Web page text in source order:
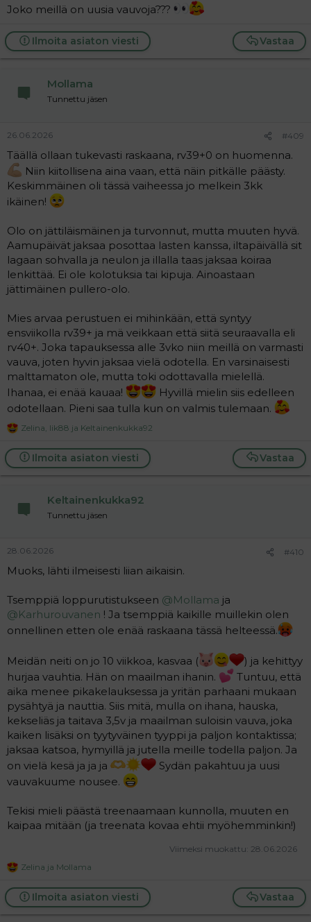
Joko meillä on uusia vauvoja???
Vastaa
Ilmoita asiaton viesti
Mollama
Tunnettu jäsen
26.06.2026 #409
Täällä ollaan tukevasti raskaana, rv39+0 on huomenna.
Niin kiitollisena aina vaan, että näin pitkälle päästy.
Keskimmäinen oli tässä vaiheessa jo melkein 3kk
ikäinen!
Olo on jättiläismäinen ja turvonnut, mutta muuten hyvä.
Aamupäivät jaksaa posottaa lasten kanssa, iltapäivällä sit
lagaan sohvalla ja neulon ja illalla taas jaksaa koiraa
lenkittää. Ei ole kolotuksia tai kipuja. Ainoastaan
jättimäinen pullero-olo.
Mies arvaa perustuen ei mihinkään, että syntyy
ensviikolla rv39+ ja mä veikkaan että siitä seuraavalla eli
rv40+. Joka tapauksessa alle 3vko niin meillä on varmasti
vauva, joten hyvin jaksaa vielä odotella. En varsinaisesti
malttamaton ole, mutta toki odottavalla mielellä.
Ihanaa, ei enää kauaa!
Hyvillä mielin siis edelleen
odotellaan. Pieni saa tulla kun on valmis tulemaan.
R
a
c
t
Zelina Iik88 ja Keltainenkukka92
Vastaa
Ilmoita asiaton viesti
Keltainenkukka92
Tunnettu jäsen
28.06.2026 #410
Muoks, lähti ilmeisesti liian aikaisin.
Tsemppiä loppurutistukseen @Mollama ja
@Karhurouvanen ! Ja tsemppiä kaikille muillekin olen
onnellinen etten ole enää raskaana tässä helteessä.
Meidän neiti on jo 10 viikkoa, kasvaa (
) ja kehittyy
hurjaa vauhtia. Hän on maailman ihanin.
Tuntuu, että
aika menee pikakelauksessa ja yritän parhaani mukaan
pysähtyä ja nauttia. Siis mitä, mulla on ihana, hauska,
kekseliäs ja taitava 3,5v ja maailman suloisin vauva, joka
kaiken lisäksi on tyytyväinen tyyppi ja paljon kontaktissa;
jaksaa katsoa, hymyillä ja jutella meille todella paljon. Ja
on vielä kesä ja ja ja
Sydän pakahtuu ja uusi
vauvakuume nousee.
Tekisi mieli päästä treenaamaan kunnolla, muuten en
kaipaa mitään (ja treenata kovaa ehtii myöhemminkin!)
Viimeksi muokattu: 28.06.2026
R
a
c
t
Zelina ja Mollama
Vastaa
Ilmoita asiaton viesti